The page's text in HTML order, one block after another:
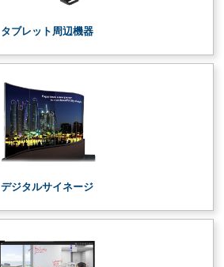
タブレット周辺機器
デジタルサイネージ